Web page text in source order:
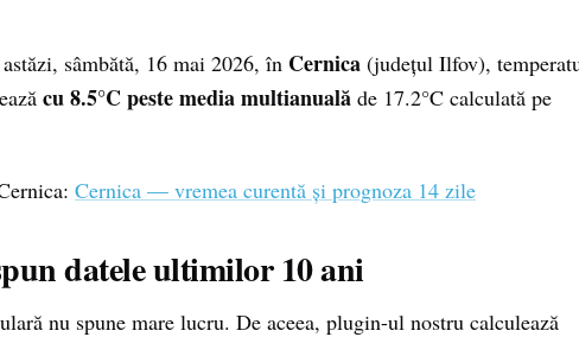
sâmbătă, 16 mai 2026, în Cernica (județul Ilfov),
cu 8.5°C peste media multianuală de 17.2°C calculată pe
Cernica — vremea curentă și prognoza 14 zile
datele ultimilor 10 ani
nu spune mare lucru. De aceea, plugin-ul nostru calculează